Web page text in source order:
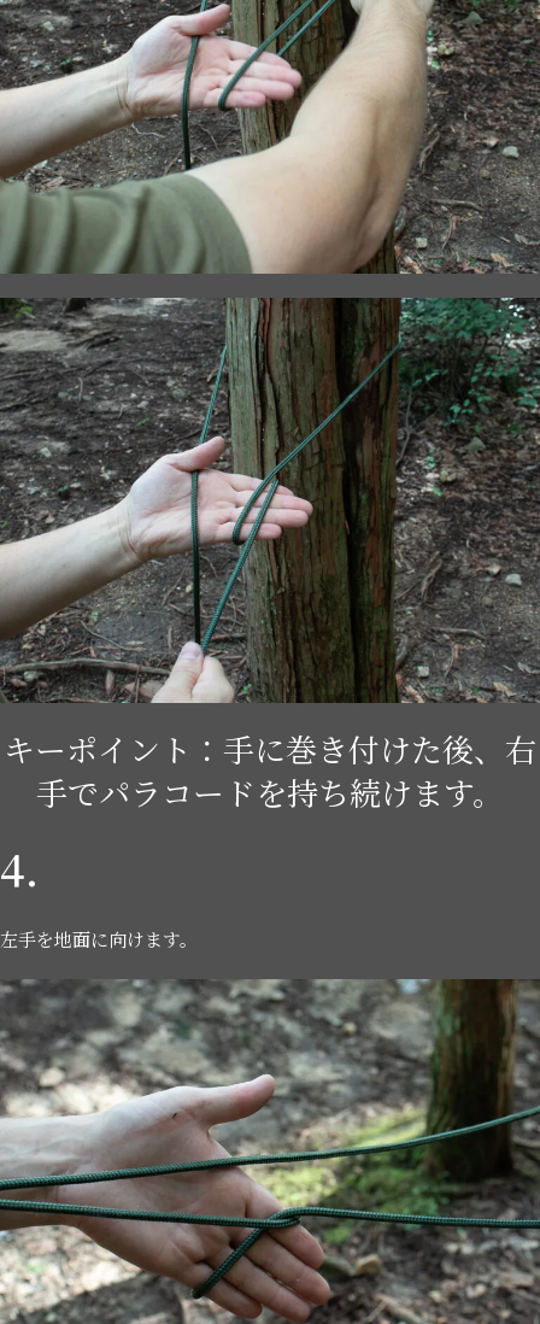
キーポイント：手に巻き付けた後、右
手でパラコードを持ち続けます。
4.
左手を地面に向けます。